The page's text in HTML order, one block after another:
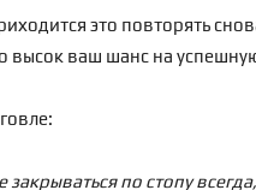
это повторять
высок ваш шанс на
по стопу